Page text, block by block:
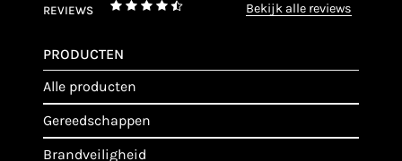
REVIEWS bekijk alle reviews
PRODUCTEN
alle producten
gereedschappen
brandveiligheid